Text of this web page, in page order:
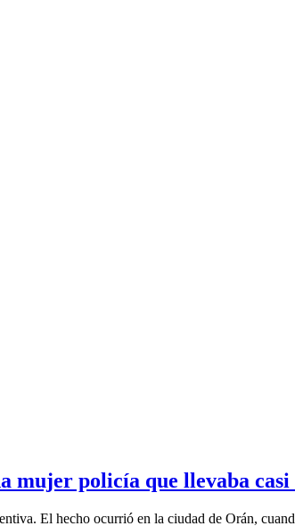
mujer policía que llevaba casi
El hecho ocurrió en la ciudad de Orán,